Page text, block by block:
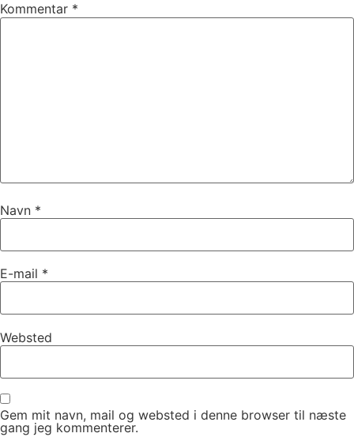
Kommentar *
Navn *
E-mail *
Websted
Gem mit navn, mail og websted i denne browser til næste
gang jeg kommenterer.